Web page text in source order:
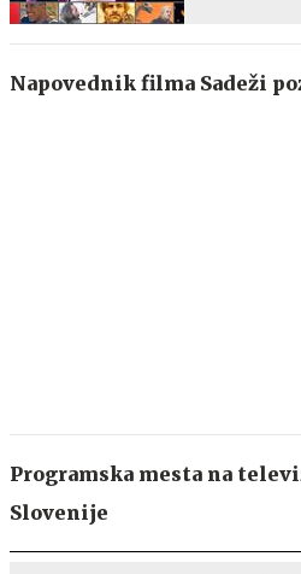
Napovednik filma Sadeži
Programska mesta na
Slovenije